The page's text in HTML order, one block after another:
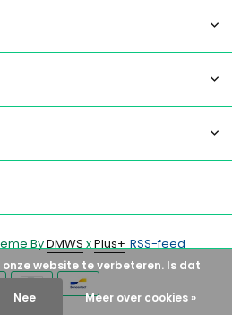
ByDMWSxPlus+ RSS-feed
onze website te verbeteren. Is dat
Nee Meer over cookies »